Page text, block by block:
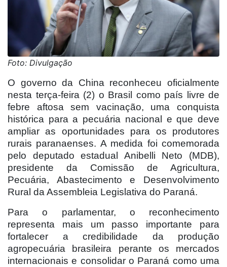
Foto: Divulgação
O governo da China reconheceu oficialmente
nesta terça-feira (2) o Brasil como país livre de
febre aftosa sem vacinação, uma conquista
histórica para a pecuária nacional e que deve
ampliar as oportunidades para os produtores
rurais paranaenses. A medida foi comemorada
pelo deputado estadual Anibelli Neto (MDB),
presidente da Comissão de Agricultura,
Pecuária, Abastecimento e Desenvolvimento
Rural da Assembleia Legislativa do Paraná.
Para o parlamentar, o reconhecimento
representa mais um passo importante para
fortalecer a credibilidade da produção
agropecuária brasileira perante os mercados
internacionais e consolidar o Paraná como uma